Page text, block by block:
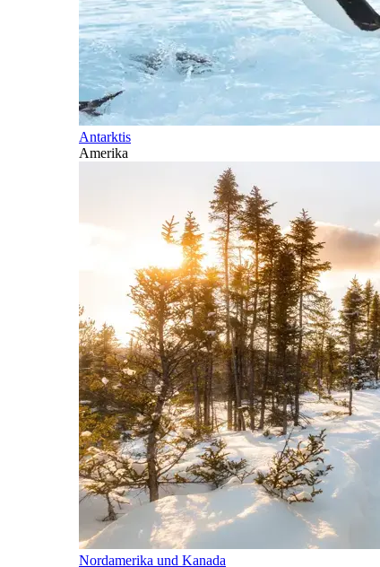
Antarktis
Amerika
Nordamerika und Kanada